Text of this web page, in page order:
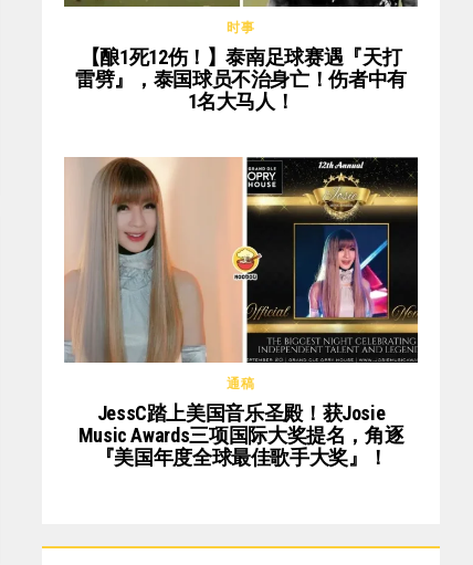
时事
【酿1死12伤！】泰南足球赛遇『天打
雷劈』，泰国球员不治身亡！伤者中有
1名大马人！
通稿
JessC踏上美国音乐圣殿！获Josie
Music Awards三项国际大奖提名，角逐
『美国年度全球最佳歌手大奖』！